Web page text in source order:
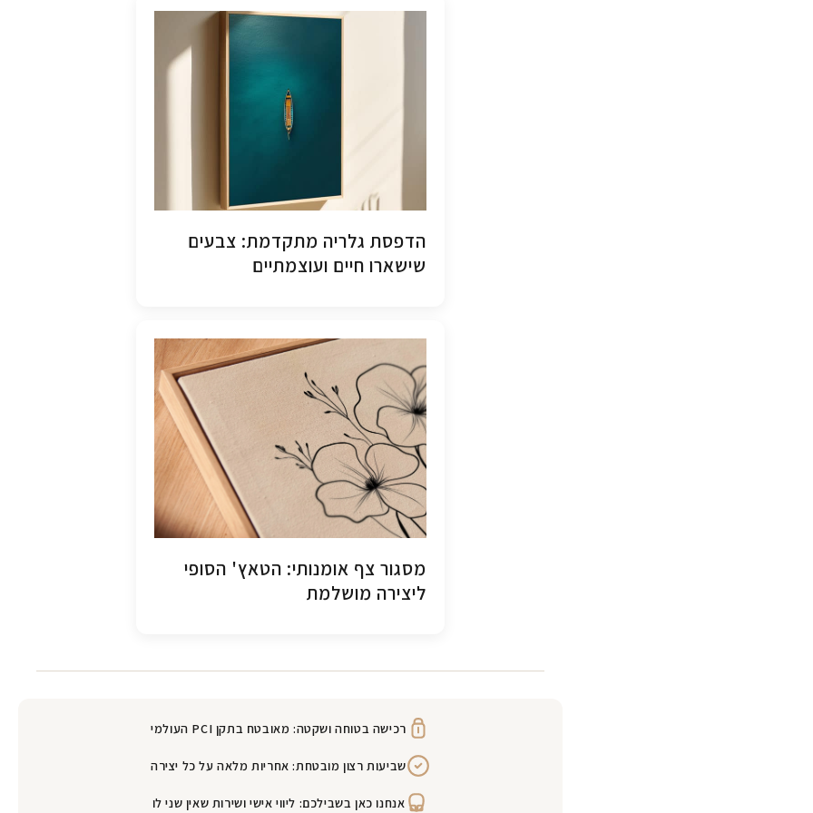
הדפסת גלריה מתקדמת: צבעים
שישארו חיים ועוצמתיים
מסגור צף אומנותי: הטאץ' הסופי
ליצירה מושלמת
רכישה בטוחה ושקטה: מאובטח בתקן PCI העולמי
שביעות רצון מובטחת: אחריות מלאה על כל יצירה
אנחנו כאן בשבילכם: ליווי אישי ושירות שאין שני לו